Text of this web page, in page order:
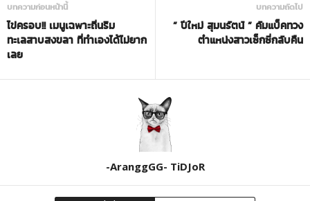
บทความก่อนหน้านี้
ไข่ครอบ!! เมนูเฉพาะถิ่นริม
ทะเลสาบสงขลา ที่ทำเองได้ไม่ยาก
เลย
บทความถัดไป
” ปีใหม่ สุมนรัตน์ ” คัมแบ็คทวง
ตำแหน่งสาวเซ็กซี่กลับคืน
-AranggGG- TiDJoR